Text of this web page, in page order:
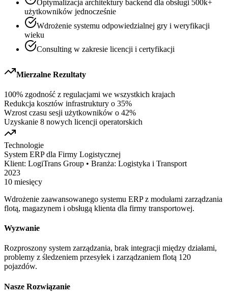
Optymalizacja architektury backend dla obsługi 500k+
użytkowników jednocześnie
Wdrożenie systemu odpowiedzialnej gry i weryfikacji
wieku
Consulting w zakresie licencji i certyfikacji
Mierzalne Rezultaty
100% zgodność z regulacjami we wszystkich krajach
Redukcja kosztów infrastruktury o 35%
Wzrost czasu sesji użytkowników o 42%
Uzyskanie 8 nowych licencji operatorskich
Technologie
System ERP dla Firmy Logistycznej
Klient: LogiTrans Group • Branża: Logistyka i Transport
2023
10 miesięcy
Wdrożenie zaawansowanego systemu ERP z modułami zarządzania
flotą, magazynem i obsługą klienta dla firmy transportowej.
Wyzwanie
Rozproszony system zarządzania, brak integracji między działami,
problemy z śledzeniem przesyłek i zarządzaniem flotą 120
pojazdów.
Nasze Rozwiązanie